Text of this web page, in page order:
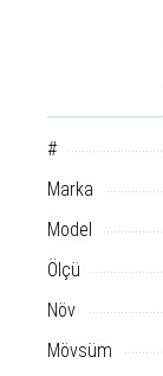
#
Marka
Model
Ölçü
Növ
Mövsüm